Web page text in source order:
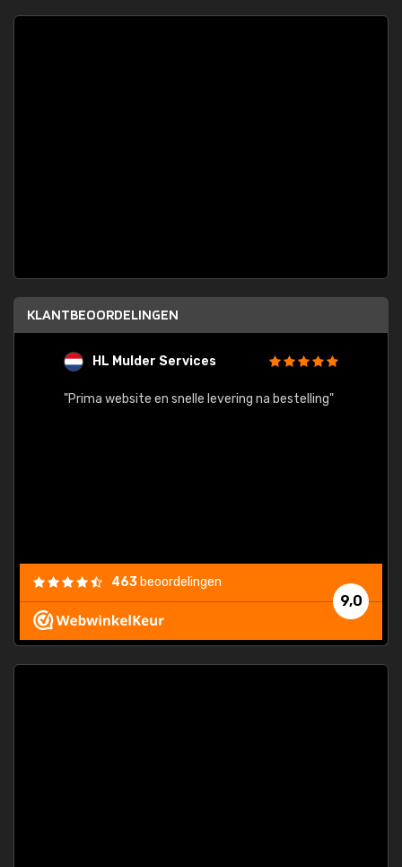
KLANTBEOORDELINGEN
HL Mulder Services
"Prima website en snelle levering na bestelling"
9,0
463 beoordelingen